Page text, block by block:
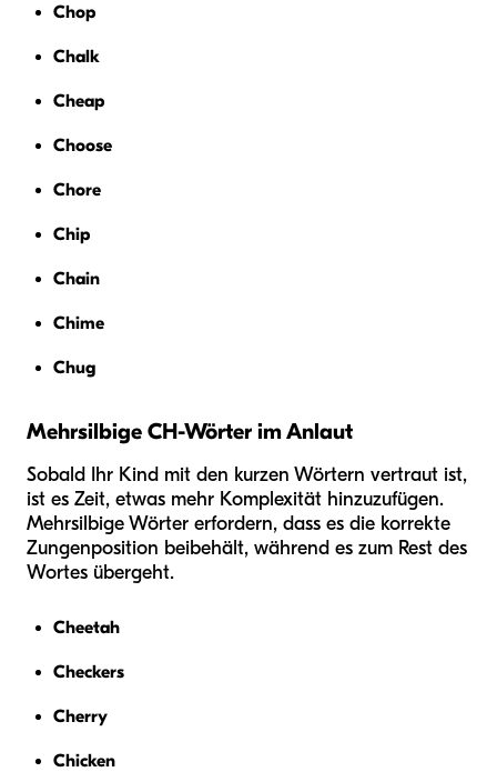
Chop
Chalk
Cheap
Choose
Chore
Chip
Chain
Chime
Chug
Mehrsilbige CH-Wörter im Anlaut
Sobald Ihr Kind mit den kurzen Wörtern vertraut ist,
ist es Zeit, etwas mehr Komplexität hinzuzufügen.
Mehrsilbige Wörter erfordern, dass es die korrekte
Zungenposition beibehält, während es zum Rest des
Wortes übergeht.
Cheetah
Checkers
Cherry
Chicken